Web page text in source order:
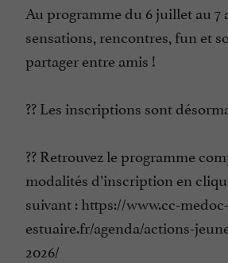
Au programme du 6 juillet au 7
sensations, rencontres, fun et
partager entre amis !
?? Les inscriptions sont
?? Retrouvez le programme
modalités d’inscription en
suivant : https://www.cc-medoc-
estuaire.fr/agenda/actions-
2026/